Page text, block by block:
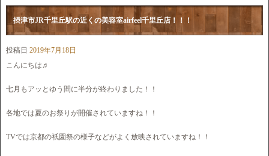
摂津市JR千里丘駅の近くの美容室airfeel千里丘店！！！
投稿日 2019年7月18日
こんにちは♬
七月もアッとゆう間に半分が終わりました！！
各地では夏のお祭りが開催されていますね！！
TVでは京都の祇園祭の様子などがよく放映されていますね！！